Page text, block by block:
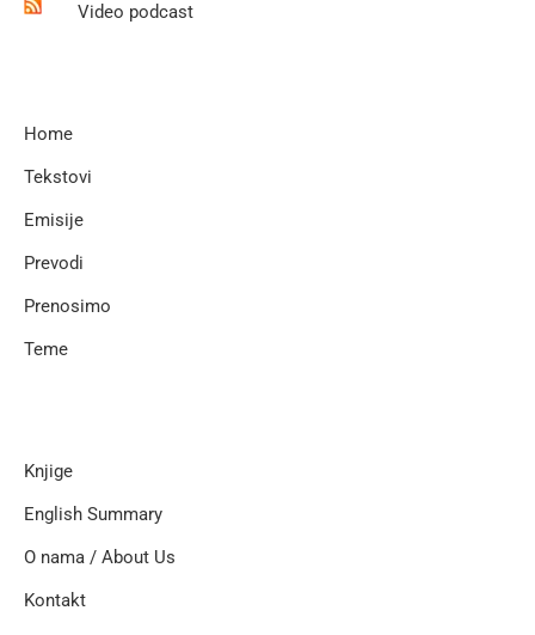
Video podcast
Home
Tekstovi
Emisije
Prevodi
Prenosimo
Teme
Knjige
English Summary
O nama / About Us
Kontakt